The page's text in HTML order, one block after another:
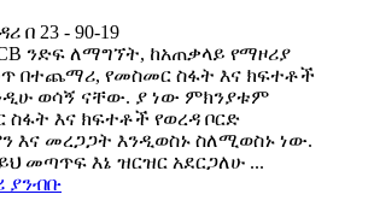
በ 23 - 90-19
ንድፍ ለማግኘት, ከአጠቃላይ የማዞሪያ
በተጨማሪ, የመስመር ስፋት እና ክፍተቶች
ወሳኝ ናቸው. ያ ነው ምክንያቱም
ስፋት እና ክፍተቶች የወረዳ ቦርድ
እና መረጋጋት እንዲወስኑ ስለሚወስኑ ነው.
መጣጥፍ እኔ ዝርዝር አደርጋለሁ ...